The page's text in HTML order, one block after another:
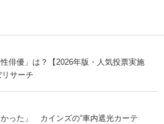
俳優」は？【2026年版・人気投票実施
サーチ
かった」 カインズの“車内遮光カーテ